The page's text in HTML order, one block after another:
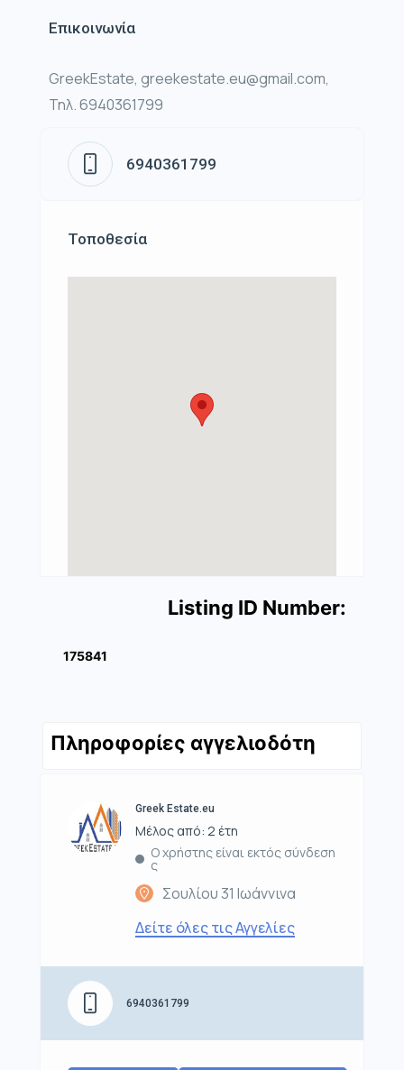
Επικοινωνία
GreekEstate, greekestate.eu@gmail.com,
Τηλ. 6940361799
6940361799
Τοποθεσία
Listing ID Number:
175841
Πληροφορίες αγγελιοδότη
Greek Estate.eu
Μέλος από: 2 έτη
Ο χρήστης είναι εκτός σύνδεση
ς
Σουλίου 31 Ιωάννινα
Δείτε όλες τις Αγγελίες
6940361799